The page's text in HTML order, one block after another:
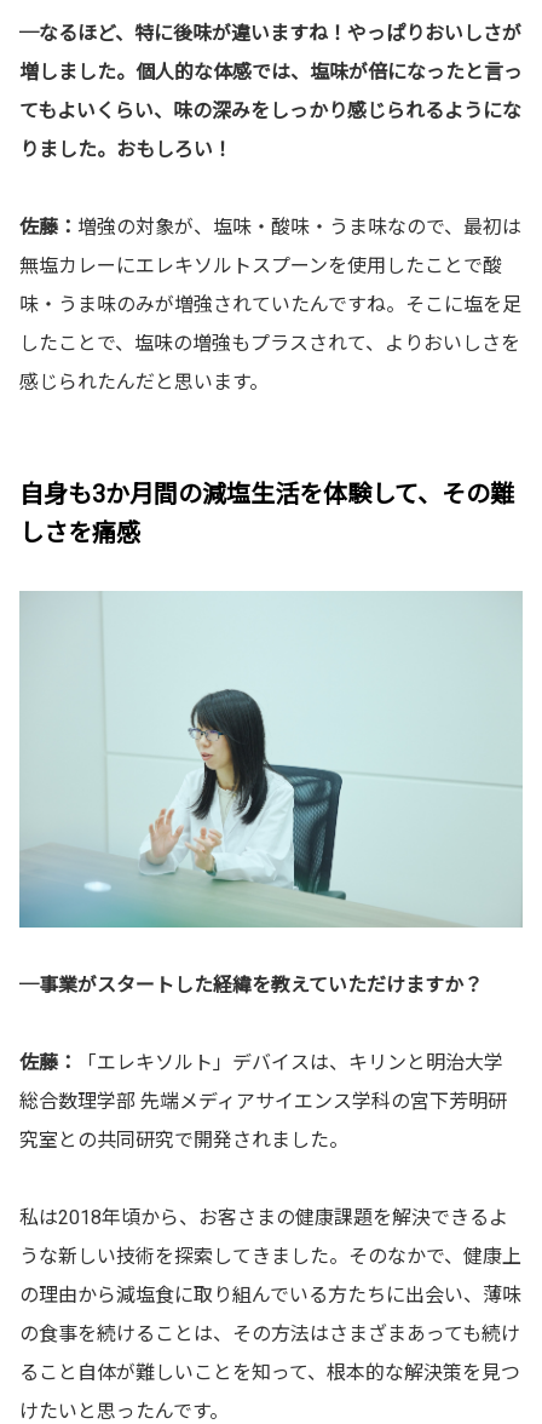
─なるほど、特に後味が違いますね！やっぱりおいしさが
増しました。個人的な体感では、塩味が倍になったと言っ
てもよいくらい、味の深みをしっかり感じられるようにな
りました。おもしろい！
佐藤： 増強の対象が、塩味・酸味・うま味なので、最初は
無塩カレーにエレキソルトスプーンを使用したことで酸
味・うま味のみが増強されていたんですね。そこに塩を足
したことで、塩味の増強もプラスされて、よりおいしさを
感じられたんだと思います。
自身も3か月間の減塩生活を体験して、その難
しさを痛感
─事業がスタートした経緯を教えていただけますか？
佐藤：
「エレキソルト」デバイスは、キリンと明治大学
総合数理学部 先端メディアサイエンス学科の宮下芳明研
究室との共同研究で開発されました。
私は2018年頃から、お客さまの健康課題を解決できるよ
うな新しい技術を探索してきました。そのなかで、健康上
の理由から減塩食に取り組んでいる方たちに出会い、薄味
の食事を続けることは、その方法はさまざまあっても続け
ること自体が難しいことを知って、根本的な解決策を見つ
けたいと思ったんです。